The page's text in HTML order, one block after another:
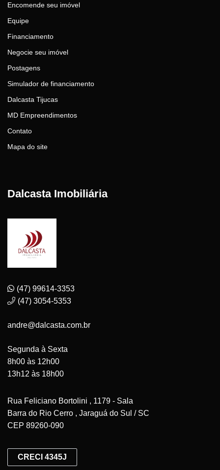
Encomende seu imóvel
Equipe
Financiamento
Negocie seu imóvel
Postagens
Simulador de financiamento
Dalcasta Tijucas
MD Empreendimentos
Contato
Mapa do site
Dalcasta Imobiliária
(47) 99614-3353
(47) 3054-5353
andre@dalcasta.com.br
Segunda à Sexta
8h00 às 12h00
13h12 às 18h00
Rua Feliciano Bortolini , 1179 - Sala
Barra do Rio Cerro , Jaraguá do Sul / SC
CEP 89260-090
CRECI 4345J